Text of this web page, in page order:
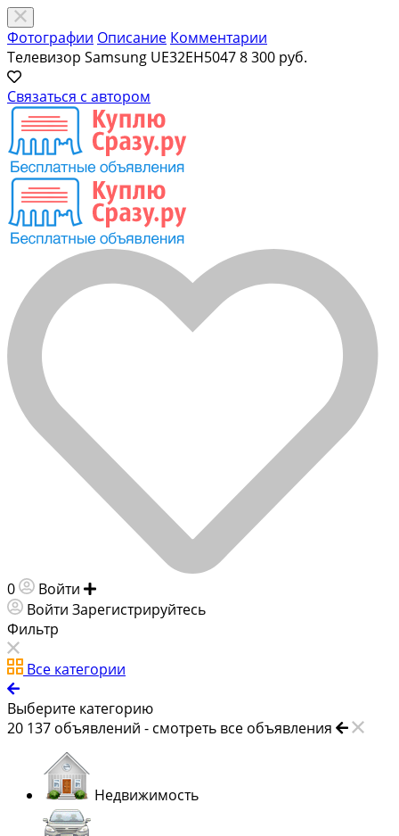
Фотографии Описание Комментарии
Телевизор Samsung UE32EH50478 300 руб.
Связаться с автором
0 Войти
Войти Зарегистрируйтесь
Фильтр
Все категории
Выберите категорию
20 137 объявлений - смотреть все объявления
Недвижимость